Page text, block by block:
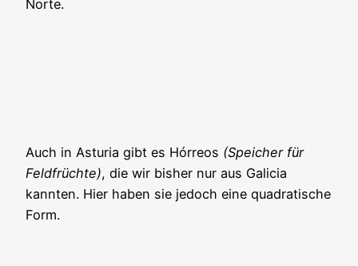
Norte.
Auch in Asturia gibt es Hórreos (Speicher für
Feldfrüchte), die wir bisher nur aus Galicia
kannten. Hier haben sie jedoch eine quadratische
Form.